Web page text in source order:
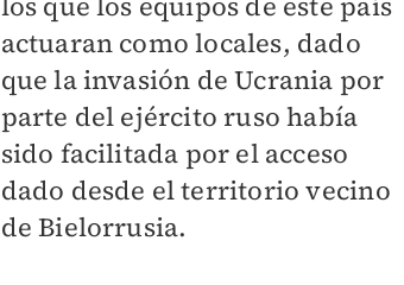
actuaran como locales, dado
que la invasión de Ucrania por
parte del ejército ruso había
sido facilitada por el acceso
dado desde el territorio vecino
de Bielorrusia.